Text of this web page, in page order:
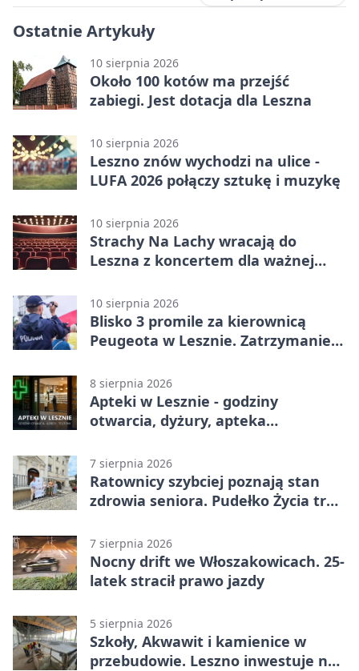
Ostatnie Artykuły
10 sierpnia 2026
Około 100 kotów ma przejść
zabiegi. Jest dotacja dla Leszna
10 sierpnia 2026
Leszno znów wychodzi na ulice -
LUFA 2026 połączy sztukę i muzykę
10 sierpnia 2026
Strachy Na Lachy wracają do
Leszna z koncertem dla ważnej
10 sierpnia 2026
Blisko 3 promile za kierownicą
Peugeota w Lesznie. Zatrzymanie
8 sierpnia 2026
Apteki w Lesznie - godziny
otwarcia, dyżury, apteka
7 sierpnia 2026
Ratownicy szybciej poznają stan
zdrowia seniora. Pudełko Życia trafi
7 sierpnia 2026
Nocny drift we Włoszakowicach. 25-
latek stracił prawo jazdy
5 sierpnia 2026
Szkoły, Akwawit i kamienice w
przebudowie. Leszno inwestuje na